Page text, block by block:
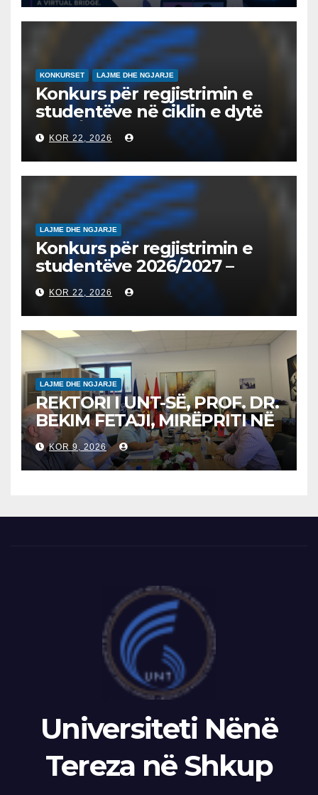
NDËRKOMBËTARE PËR
EDUKIMIN DIGJITAL DHE
QYTETARINË GLOBALE
KONKURSET LAJME DHE NGJARJE
Konkurs për regjistrimin e
studentëve në ciklin e dytë
2026/2027 – Конкурс за
запишување на студенти
на втор циклус студии за
2026/2027
KOR 22, 2026
LAJME DHE NGJARJE
Konkurs për regjistrimin e
studentëve 2026/2027 –
Конкурс за запишување на
студенти за 2026/2027
KOR 22, 2026
LAJME DHE NGJARJE
REKTORI I UNT-SË, PROF. DR.
BEKIM FETAJI, MIRËPRITI NË
TAKIM ZYRTAR DREJTORIN E
SH.A MEPSO, DR. BURIM
LATIFIN
KOR 9, 2026
Universiteti Nënë
Tereza në Shkup